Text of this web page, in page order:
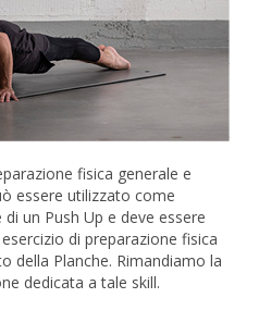
fisica generale e
essere utilizzato come
un Push Up e deve essere
di preparazione fisica
della Planche. Rimandiamo la
dedicata a tale skill.